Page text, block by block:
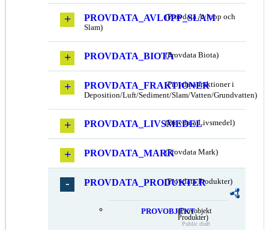
PROVDATA_AVLOPP_SLAM
(Provdata Avlopp och
Slam)
PROVDATA_BIOTA(Provdata Biota)
PROVDATA_FRAKTIONER
(Provdata fraktioner i
Deposition/Luft/Sediment/Slam/Vatten/Grundvatten)
PROVDATA_LIVSMEDEL
(Provdata Livsmedel)
PROVDATA_MARK(Provdata Mark)
PROVDATA_PRODUKTER
(Provdata Produkter)
PROVOBJEKT(Provobjekt
Produkter)
Public draft